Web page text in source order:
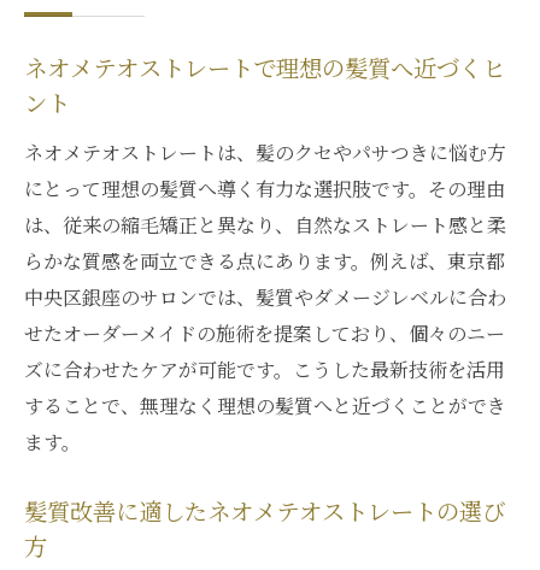
ネオメテオストレートで理想の髪質へ近づくヒ
ント
ネオメテオストレートは、髪のクセやパサつきに悩む方
にとって理想の髪質へ導く有力な選択肢です。その理由
は、従来の縮毛矯正と異なり、自然なストレート感と柔
らかな質感を両立できる点にあります。例えば、東京都
中央区銀座のサロンでは、髪質やダメージレベルに合わ
せたオーダーメイドの施術を提案しており、個々のニー
ズに合わせたケアが可能です。こうした最新技術を活用
することで、無理なく理想の髪質へと近づくことができ
ます。
髪質改善に適したネオメテオストレートの選び
方